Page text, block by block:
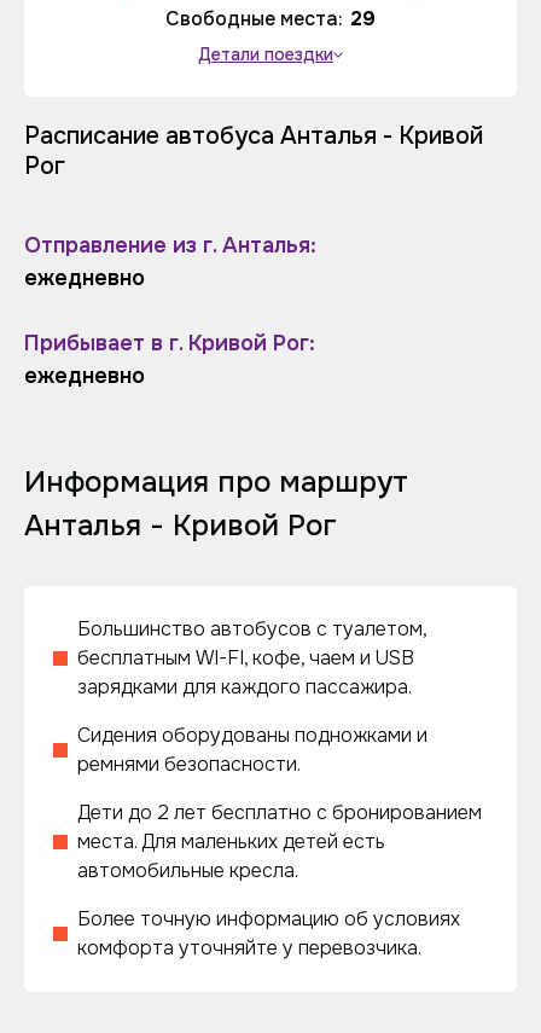
Свободные места: 29
Детали поездки
Расписание автобуса Анталья - Кривой
Рог
Отправление из г. Анталья:
ежедневно
Прибывает в г. Кривой Рог:
ежедневно
Информация про маршрут
Анталья - Кривой Рог
Большинство автобусов с туалетом,
бесплатным WI-FI, кофе, чаем и USB
зарядками для каждого пассажира.
Сидения оборудованы подножками и
ремнями безопасности.
Дети до 2 лет бесплатно с бронированием
места. Для маленьких детей есть
автомобильные кресла.
Более точную информацию об условиях
комфорта уточняйте у перевозчика.